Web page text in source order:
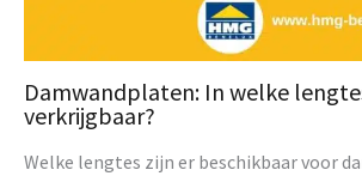
Damwandplaten: In welke
verkrijgbaar?
Welke lengtes zijn er beschikbaar voor